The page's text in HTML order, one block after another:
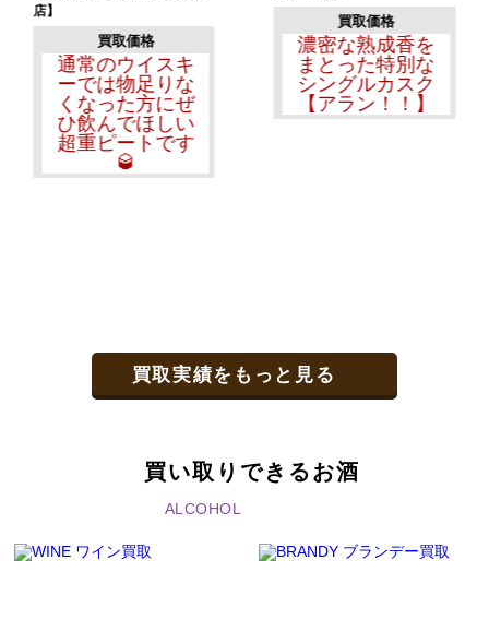
店】
買取価格
通常のウイスキ
ーでは物足りな
くなった方にぜ
ひ飲んでほしい
超重ピートです
🥃
買取価格
濃密な熟成香を
まとった特別な
シングルカスク
【アラン！！】
買取実績をもっと見る
買い取りできるお酒
ALCOHOL